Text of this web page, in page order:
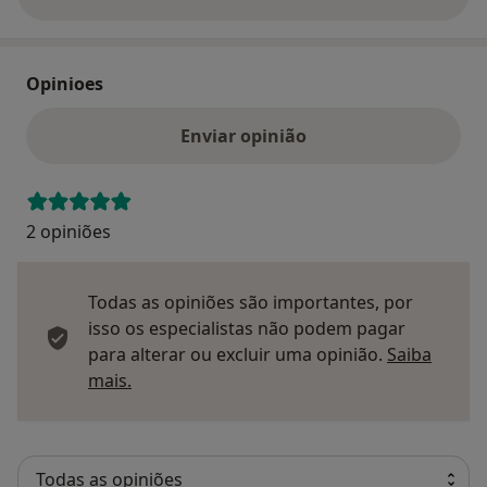
Opinioes
Enviar opinião
2 opiniões
Todas as opiniões são importantes, por
isso os especialistas não podem pagar
para alterar ou excluir uma opinião. Saiba
mais.